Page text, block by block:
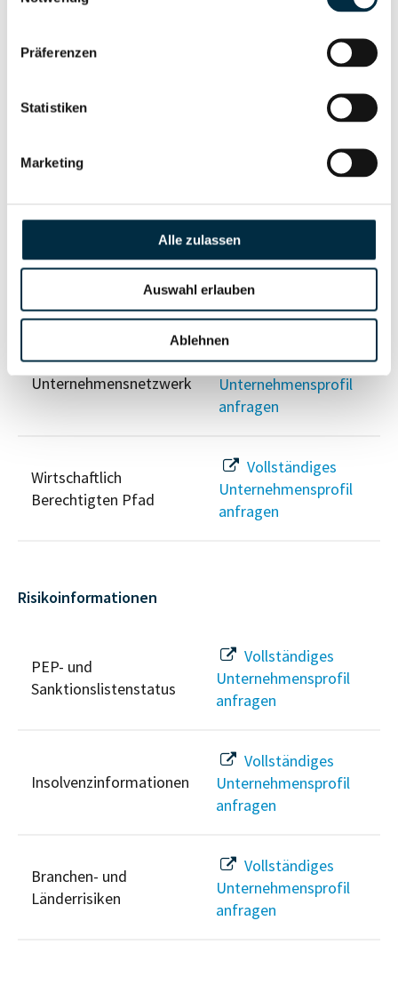
Präferenzen
Statistiken
Marketing
Alle zulassen
Auswahl erlauben
Ablehnen
Berechtigter
Vollständiges
Unternehmensprofil
Vollständiges
Unternehmensprofil
anfragen
Unternehmensnetzwerk
Vollständiges
Unternehmensprofil
anfragen
Wirtschaftlich
Berechtigten Pfad
Vollständiges
Unternehmensprofil
anfragen
Risikoinformationen
PEP- und
Sanktionslistenstatus
Vollständiges
Unternehmensprofil
anfragen
Insolvenzinformationen
Vollständiges
Unternehmensprofil
anfragen
Branchen- und
Länderrisiken
Vollständiges
Unternehmensprofil
anfragen